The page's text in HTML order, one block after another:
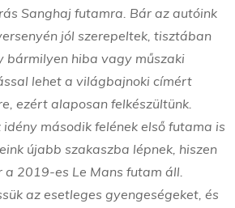
Sanghaj futamra. Bár az autóink
jól szerepeltek, tisztában
bármilyen hiba vagy műszaki
lehet a világbajnoki címért
ezért alaposan felkészültünk.
második felének első futama is
újabb szakaszba lépnek, hiszen
a 2019-es Le Mans futam áll.
az esetleges gyengeségeket, és